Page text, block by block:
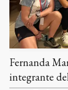
Fernanda
integrante